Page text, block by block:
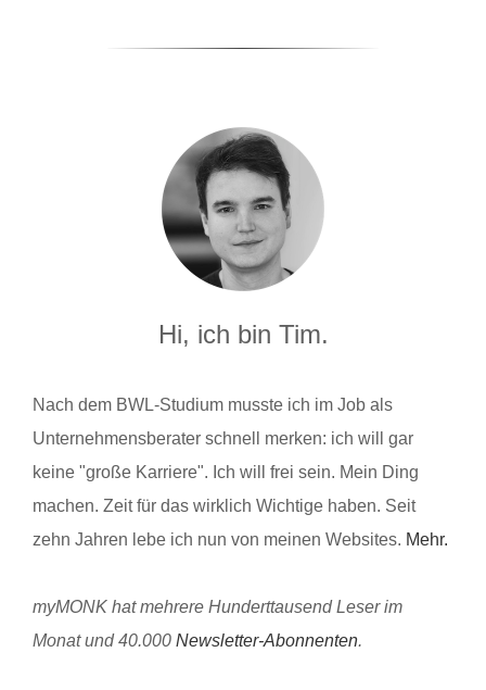
Hi, ich bin Tim.
Nach dem BWL-Studium musste ich im Job als
Unternehmensberater schnell merken: ich will gar
keine "große Karriere". Ich will frei sein. Mein Ding
machen. Zeit für das wirklich Wichtige haben. Seit
zehn Jahren lebe ich nun von meinen Websites. Mehr.
myMONK hat mehrere Hunderttausend Leser im
Monat und 40.000 Newsletter-Abonnenten.